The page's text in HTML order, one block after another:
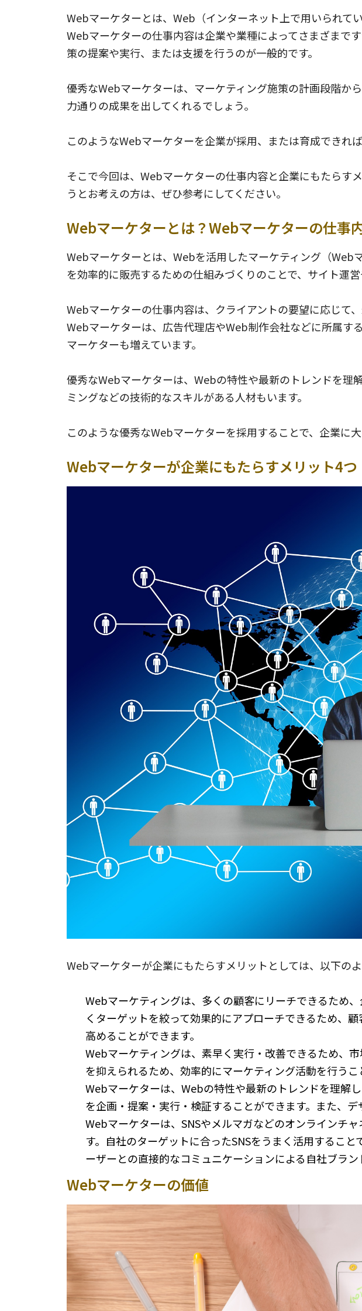
Webマーケターとは、Web（インターネット上で用いられて
Webマーケターの仕事内容は企業や業種によってさまざまで
策の提案や実行、または支援を行うのが一般的です。
優秀なWebマーケターは、マーケティング施策の計画段階か
力通りの成果を出してくれるでしょう。
このようなWebマーケターを企業が採用、または育成できれ
そこで今回は、Webマーケターの仕事内容と企業にもたらす
うとお考えの方は、ぜひ参考にしてください。
Webマーケターとは？Webマーケターの仕事
Webマーケターとは、Webを活用したマーケティング（Web
を効率的に販売するための仕組みづくりのことで、サイト運
Webマーケターの仕事内容は、クライアントの要望に応じて
Webマーケターは、広告代理店やWeb制作会社などに所属す
マーケターも増えています。
優秀なWebマーケターは、Webの特性や最新のトレンドを理
ミングなどの技術的なスキルがある人材もいます。
このような優秀なWebマーケターを採用することで、企業に
Webマーケターが企業にもたらすメリット4つ
Webマーケターが企業にもたらすメリットとしては、以下の
Webマーケティングは、多くの顧客にリーチできるため
くターゲットを絞って効果的にアプローチできるため、
高めることができます。
Webマーケティングは、素早く実行・改善できるため、
を抑えられるため、効率的にマーケティング活動を行うこ
Webマーケターは、Webの特性や最新のトレンドを理解
を企画・提案・実行・検証することができます。また、
Webマーケターは、SNSやメルマガなどのオンラインチ
す。自社のターゲットに合ったSNSをうまく活用するこ
ーザーとの直接的なコミュニケーションによる自社ブラ
Webマーケターの価値